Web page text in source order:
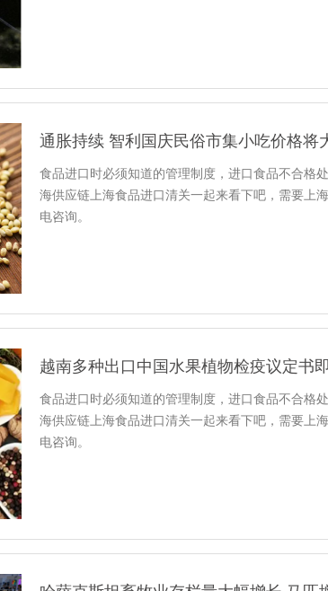
通胀持续 智利国庆民俗市集小吃价格将
食品进口时必须知道的管理制度，进口食品不合格
海供应链上海食品进口清关一起来看下吧，需要上
电咨询。
越南多种出口中国水果植物检疫议定书
食品进口时必须知道的管理制度，进口食品不合格
海供应链上海食品进口清关一起来看下吧，需要上
电咨询。